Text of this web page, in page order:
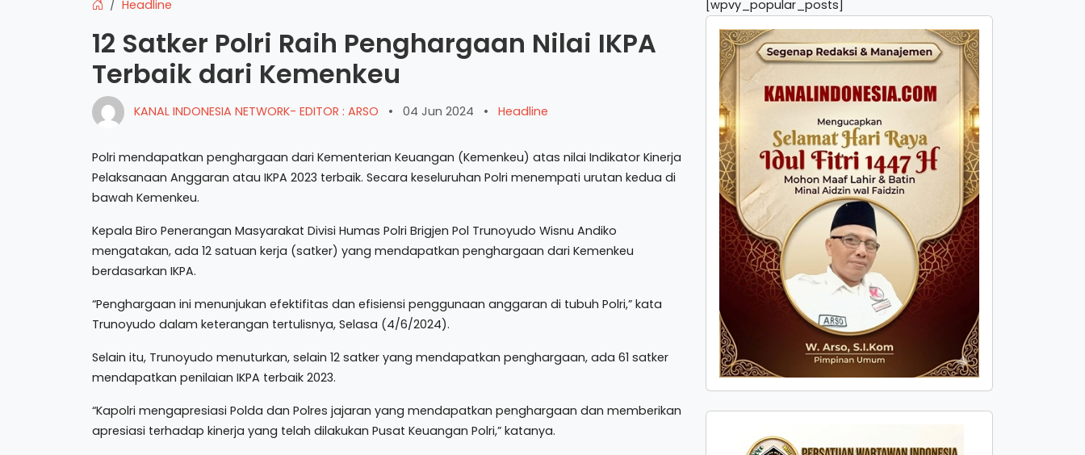
Headline
12 Satker Polri Raih Penghargaan Nilai IKPA
Terbaik dari Kemenkeu
KANAL INDONESIA NETWORK- EDITOR : ARSO • 04 Jun 2024 • Headline
Polri mendapatkan penghargaan dari Kementerian Keuangan (Kemenkeu) atas nilai Indikator Kinerja
Pelaksanaan Anggaran atau IKPA 2023 terbaik. Secara keseluruhan Polri menempati urutan kedua di
bawah Kemenkeu.
Kepala Biro Penerangan Masyarakat Divisi Humas Polri Brigjen Pol Trunoyudo Wisnu Andiko
mengatakan, ada 12 satuan kerja (satker) yang mendapatkan penghargaan dari Kemenkeu
berdasarkan IKPA.
“Penghargaan ini menunjukan efektifitas dan efisiensi penggunaan anggaran di tubuh Polri,” kata
Trunoyudo dalam keterangan tertulisnya, Selasa (4/6/2024).
Selain itu, Trunoyudo menuturkan, selain 12 satker yang mendapatkan penghargaan, ada 61 satker
mendapatkan penilaian IKPA terbaik 2023.
“Kapolri mengapresiasi Polda dan Polres jajaran yang mendapatkan penghargaan dan memberikan
apresiasi terhadap kinerja yang telah dilakukan Pusat Keuangan Polri,” katanya.
[wpvy_popular_posts]